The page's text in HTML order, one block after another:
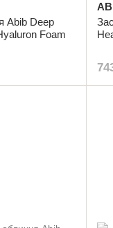
Abib Deep
Foam